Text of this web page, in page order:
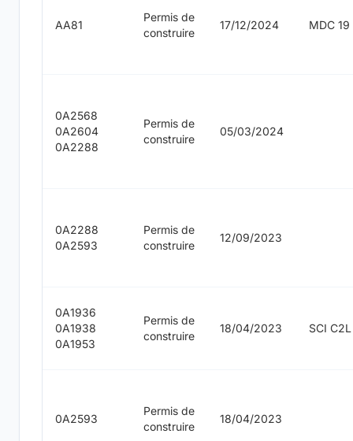
AA81
Permis de
construire
17/12/2024 MDC 19
0A2568
0A2604
0A2288
Permis de
construire
05/03/2024
0A2288
0A2593
Permis de
construire
12/09/2023
0A1936
0A1938
0A1953
Permis de
construire
18/04/2023 SCI C2L
0A2593
Permis de
construire
18/04/2023